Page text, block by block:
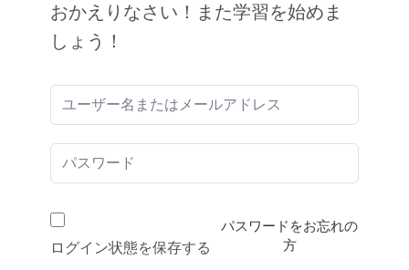
おかえりなさい！また学習を始めま
しょう！
ログイン状態を保存する
パスワードをお忘れの
方